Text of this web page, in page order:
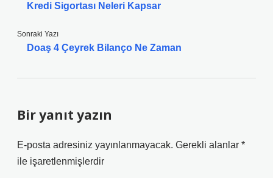
Kredi Sigortası Neleri Kapsar
Sonraki Yazı
Doaş 4 Çeyrek Bilanço Ne Zaman
Bir yanıt yazın
E-posta adresiniz yayınlanmayacak. Gerekli alanlar *
ile işaretlenmişlerdir